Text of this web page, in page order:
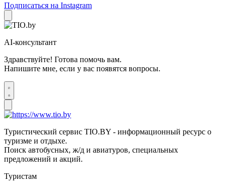
Подписаться на Instagram
AI-консультант
Здравствуйте! Готова помочь вам.
Напишите мне, если у вас появятся вопросы.
Туристический сервис TIO.BY - информационный ресурс о
туризме и отдыхе.
Поиск автобусных, ж/д и авиатуров, специальных
предложений и акций.
Туристам